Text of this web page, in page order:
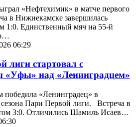
«Нефтехимик» в матче первого
в Нижнекамске завершилась
1:0. Единственный мяч на 55-й
06:29
лиги стартовал с
«Уфы» над «Ленинградцем»
победила «Ленинградец» в
сезона Пари Первой лиги. Встреча в
3:0. Отличились Шамиль Исаев…